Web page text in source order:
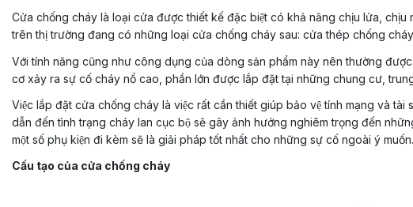
Cửa chống cháy là loại cửa được thiết kế đặc biệt có khả năng chịu lửa,
trên thị trường đang có những loại cửa chống cháy sau: cửa thép chống
Với tính năng cũng như công dụng của dòng sản phẩm này nên thường
cơ xảy ra sự cố cháy nổ cao, phần lớn được lắp đặt tại những chung cư,
Việc lắp đặt cửa chống cháy là việc rất cần thiết giúp bảo vệ tính mạng và
dẫn đến tình trạng cháy lan cục bộ sẽ gây ảnh hưởng nghiêm trọng đến
một số phụ kiện đi kèm sẽ là giải pháp tốt nhất cho những sự cố ngoài ý muốn.
Cấu tạo của cửa chống cháy